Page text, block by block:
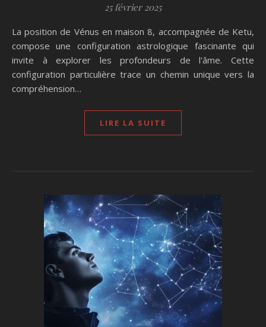
25 février 2025
La position de Vénus en maison 8, accompagnée de Ketu,
compose une configuration astrologique fascinante qui
invite à explorer les profondeurs de l'âme. Cette
configuration particulière trace un chemin unique vers la
compréhension…
LIRE LA SUITE